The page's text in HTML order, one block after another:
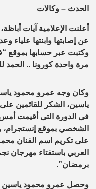
الحدث – وكالات
أعلنت الإعلامية آيات
عن إصابتها وابنتها علياء
وكتبت عبر حسابها بموقع
مرة واحدة كورونا .. الحمد
وكان وجه عمرو محمود
ياسين، الشكر للقائمين
فى الدورة التى أقيمت
الشخصي بموقع
على تكريم اسم الفنان
العربي باستفتاء مهرجان
برمضان”.
وحصل عمرو محمود ياسين